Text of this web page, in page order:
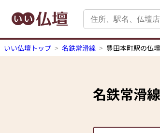
いい仏壇トップ 名鉄常滑線 豊田本町駅の仏
名鉄常滑線